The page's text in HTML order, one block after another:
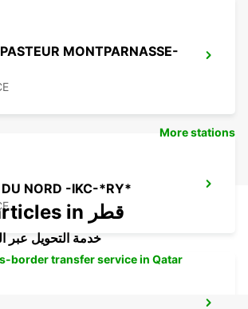
MONTPARNASSE-
DU NORD -IKC-*RY*
More stations
Our Blog articles in قطر
خدمة التحويل عبر
border transfer service in Qatar